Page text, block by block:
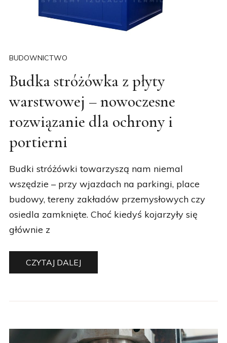
Budka stróżówka z płyty
warstwowej – nowoczesne
rozwiązanie dla ochrony i
portierni
Budki stróżówki towarzyszą nam niemal
wszędzie – przy wjazdach na parkingi, place
budowy, tereny zakładów przemysłowych czy
osiedla zamknięte. Choć kiedyś kojarzyły się
głównie z